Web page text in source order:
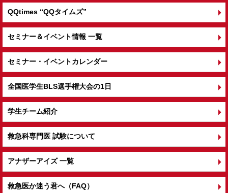
QQtimes “QQタイムズ”
セミナー＆イベント情報 一覧
セミナー・イベントカレンダー
全国医学生BLS選手権大会の1日
学生チーム紹介
救急科専門医 試験について
アナザーアイズ 一覧
救急医か迷う君へ（FAQ）